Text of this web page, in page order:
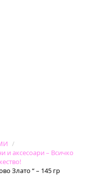
и аксесоари – Всичко
Злато “ – 145 гр